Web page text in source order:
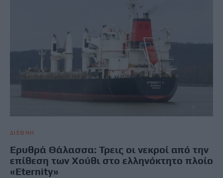
ΔΙΕΘΝΗ
Ερυθρά Θάλασσα: Τρεις οι νεκροί από την
επίθεση των Χούθι στο ελληνόκτητο πλοίο
«Eternity»